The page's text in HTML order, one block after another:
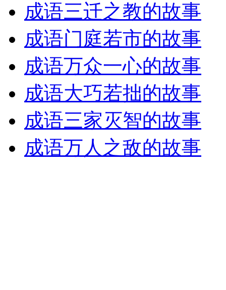
成语三迁之教的故事
成语门庭若市的故事
成语万众一心的故事
成语大巧若拙的故事
成语三家灭智的故事
成语万人之敌的故事